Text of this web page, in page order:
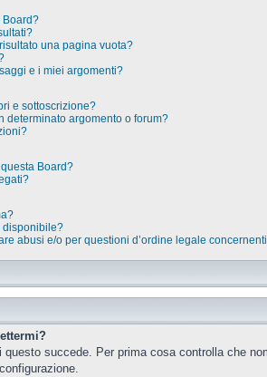
Board?
una pagina vuota?
e i miei argomenti?
e sottoscrizione?
determinato argomento o forum?
Board?
disponibile?
abusi e/o per questioni d’ordine legale
succede. Per prima cosa controlla che